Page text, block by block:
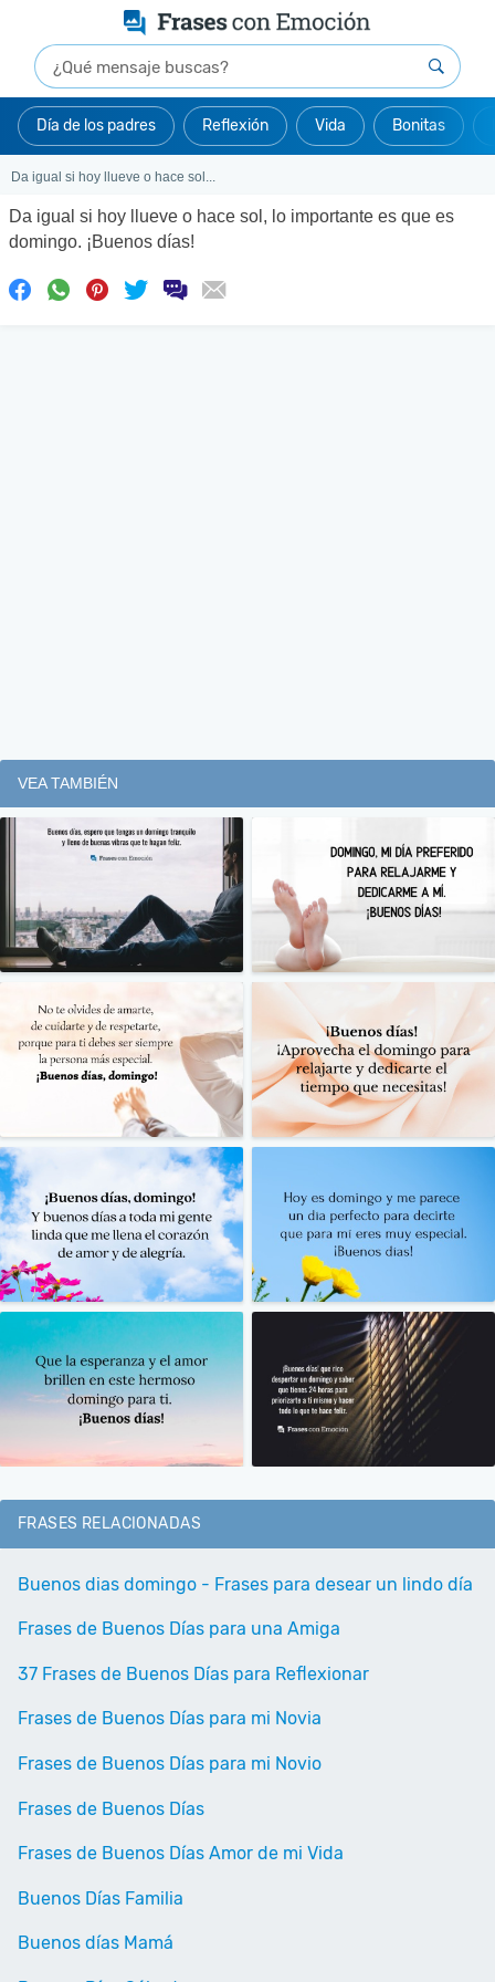
Día de los padres Reflexión Vida Bonitas
Da igual si hoy llueve o hace sol...
Da igual si hoy llueve o hace sol, lo importante es que es
domingo. ¡Buenos días!
VEA TAMBIÉN
FRASES RELACIONADAS
Buenos dias domingo - Frases para desear un lindo día
Frases de Buenos Días para una Amiga
37 Frases de Buenos Días para Reflexionar
Frases de Buenos Días para mi Novia
Frases de Buenos Días para mi Novio
Frases de Buenos Días
Frases de Buenos Días Amor de mi Vida
Buenos Días Familia
Buenos días Mamá